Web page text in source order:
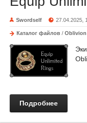
Swordself 27.04.2025,
Каталог файлов / Oblivion
Подробнее